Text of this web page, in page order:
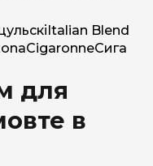
Italian Blend
CigaronneСига
для
в